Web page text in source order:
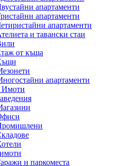
апартаменти
апартаменти
апартаменти
и тавански стаи
от къща
апартаменти
Имоти
и паркоместа